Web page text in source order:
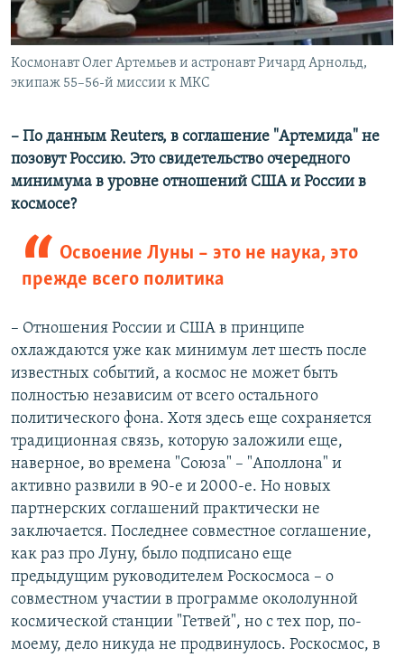
Космонавт Олег Артемьев и астронавт Ричард Арнольд,
экипаж 55–56-й миссии к МКС
– По данным Reuters, в соглашение "Артемида​" не
позовут Россию. Это свидетельство очередного
минимума в уровне отношений США и России в
космосе?
Освоение Луны – это не наука, это
прежде всего политика
– Отношения России и США в принципе
охлаждаются уже как минимум лет шесть после
известных событий, а космос не может быть
полностью независим от всего остального
политического фона. Хотя здесь еще сохраняется
традиционная связь, которую заложили еще,
наверное, во времена "Союза" – "Аполлона" и
активно развили в 90-е и 2000-е. Но новых
партнерских соглашений практически не
заключается. Последнее совместное соглашение,
как раз про Луну, было подписано еще
предыдущим руководителем Роскосмоса – о
совместном участии в программе окололунной
космической станции "Гетвей", но с тех пор, по-
моему, дело никуда не продвинулось. Роскосмос, в